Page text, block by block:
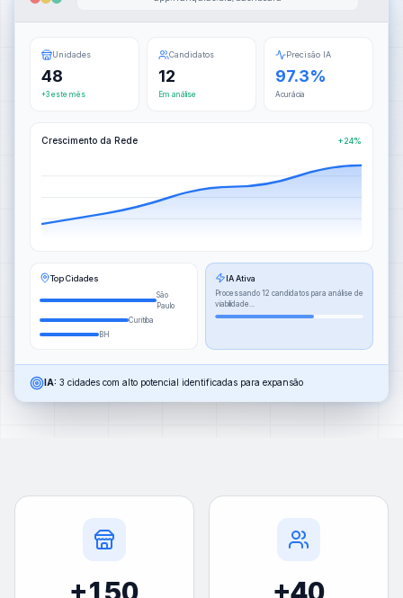
Unidades
48
+3 este mês
Candidatos
12
Em análise
Precisão IA
97.3%
Acurácia
Crescimento da Rede +24%
Top Cidades
São
Paulo
Curitiba
BH
IA Ativa
Processando 12 candidatos para análise de
viabilidade...
IA: 3 cidades com alto potencial identificadas para expansão